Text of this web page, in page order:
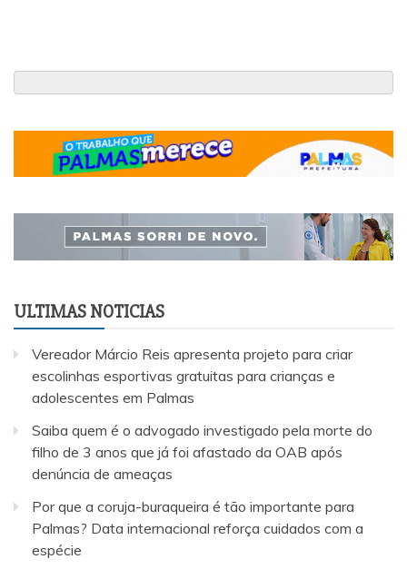
ULTIMAS NOTICIAS
Vereador Márcio Reis apresenta projeto para criar
escolinhas esportivas gratuitas para crianças e
adolescentes em Palmas
Saiba quem é o advogado investigado pela morte do
filho de 3 anos que já foi afastado da OAB após
denúncia de ameaças
Por que a coruja-buraqueira é tão importante para
Palmas? Data internacional reforça cuidados com a
espécie